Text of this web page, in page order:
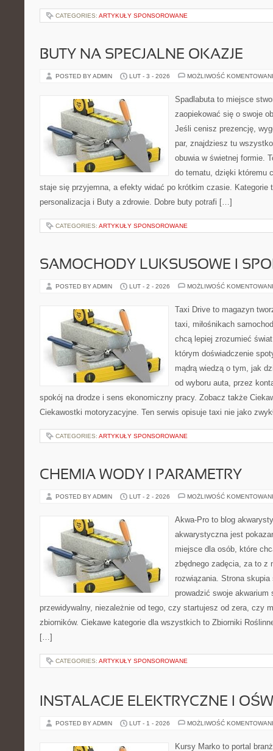
CATEGORIES: ARTYKUŁY SPONSOROWANE
BUTY NA SPECJALNE OKAZJE
POSTED BY ADMIN LUT - 3 - 2026 MOŻLIWOŚĆ
Spadlabuta to miejsce
zaopiekować się o swoje
Jeśli cenisz prezencję,
par, znajdziesz tu
obuwia w świetnej formie.
do tematu, dzięki któremu
staje się przyjemna, a efekty widać po krótkim czasie. Kategorie
personalizacja i Buty a zdrowie. Dobre buty potrafi […]
CATEGORIES: ARTYKUŁY SPONSOROWANE
SAMOCHODY LUKSUSOWE I
POSTED BY ADMIN LUT - 2 - 2026 MOŻLIWOŚĆ
Taxi Drive to magazyn
taxi, miłośnikach
chcą lepiej zrozumieć
którym doświadczenie
mądrą wiedzą o tym, jak
od wyboru auta, przez
spokój na drodze i sens ekonomiczny pracy. Zobacz także
Ciekawostki motoryzacyjne. Ten serwis opisuje taxi nie jako
CATEGORIES: ARTYKUŁY SPONSOROWANE
CHEMIA WODY I PARAMETRY
POSTED BY ADMIN LUT - 2 - 2026 MOŻLIWOŚĆ
Akwa-Pro to blog
akwarystyczna jest
miejsce dla osób, które
zbędnego zadęcia, za to z
rozwiązania. Strona
prowadzić swoje akwarium
przewidywalny, niezależnie od tego, czy startujesz od zera, czy
zbiorników. Ciekawe kategorie dla wszystkich to Zbiorniki
[…]
CATEGORIES: ARTYKUŁY SPONSOROWANE
INSTALACJE ELEKTRYCZNE I
POSTED BY ADMIN LUT - 1 - 2026 MOŻLIWOŚĆ
Kursy Marko to portal